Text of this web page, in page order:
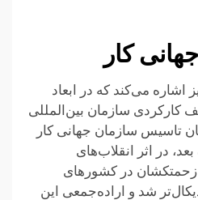
کار
اشاره می‌کند که در ابعاد
سازمان بین‌المللی
تاسیس سازمان جهانی کار
دهه بعد، در اثر انقلاب‌های
زحمتکشان در کشور‌های
شد و اراده‌جمعی این